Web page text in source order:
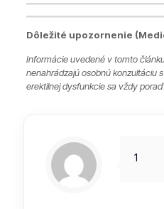
Dôležité upozornenie
Informácie uvedené v tomto
nenahrádzajú osobnú konzultáciu
erektilnej dysfunkcie sa vždy
1